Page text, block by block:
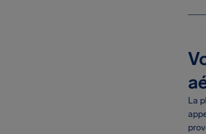
La